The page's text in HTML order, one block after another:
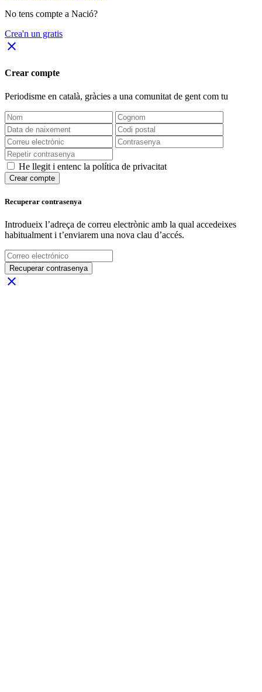
No tens compte a Nació?
Crea'n un gratis
close
Crear compte
Periodisme en català, gràcies a una comunitat de gent com tu
He llegit i entenc la política de privacitat
Crear compte
Recuperar contrasenya
Introdueix l’adreça de correu electrònic amb la qual accedeixes
habitualment i t’enviarem una nova clau d’accés.
Recuperar contrasenya
close